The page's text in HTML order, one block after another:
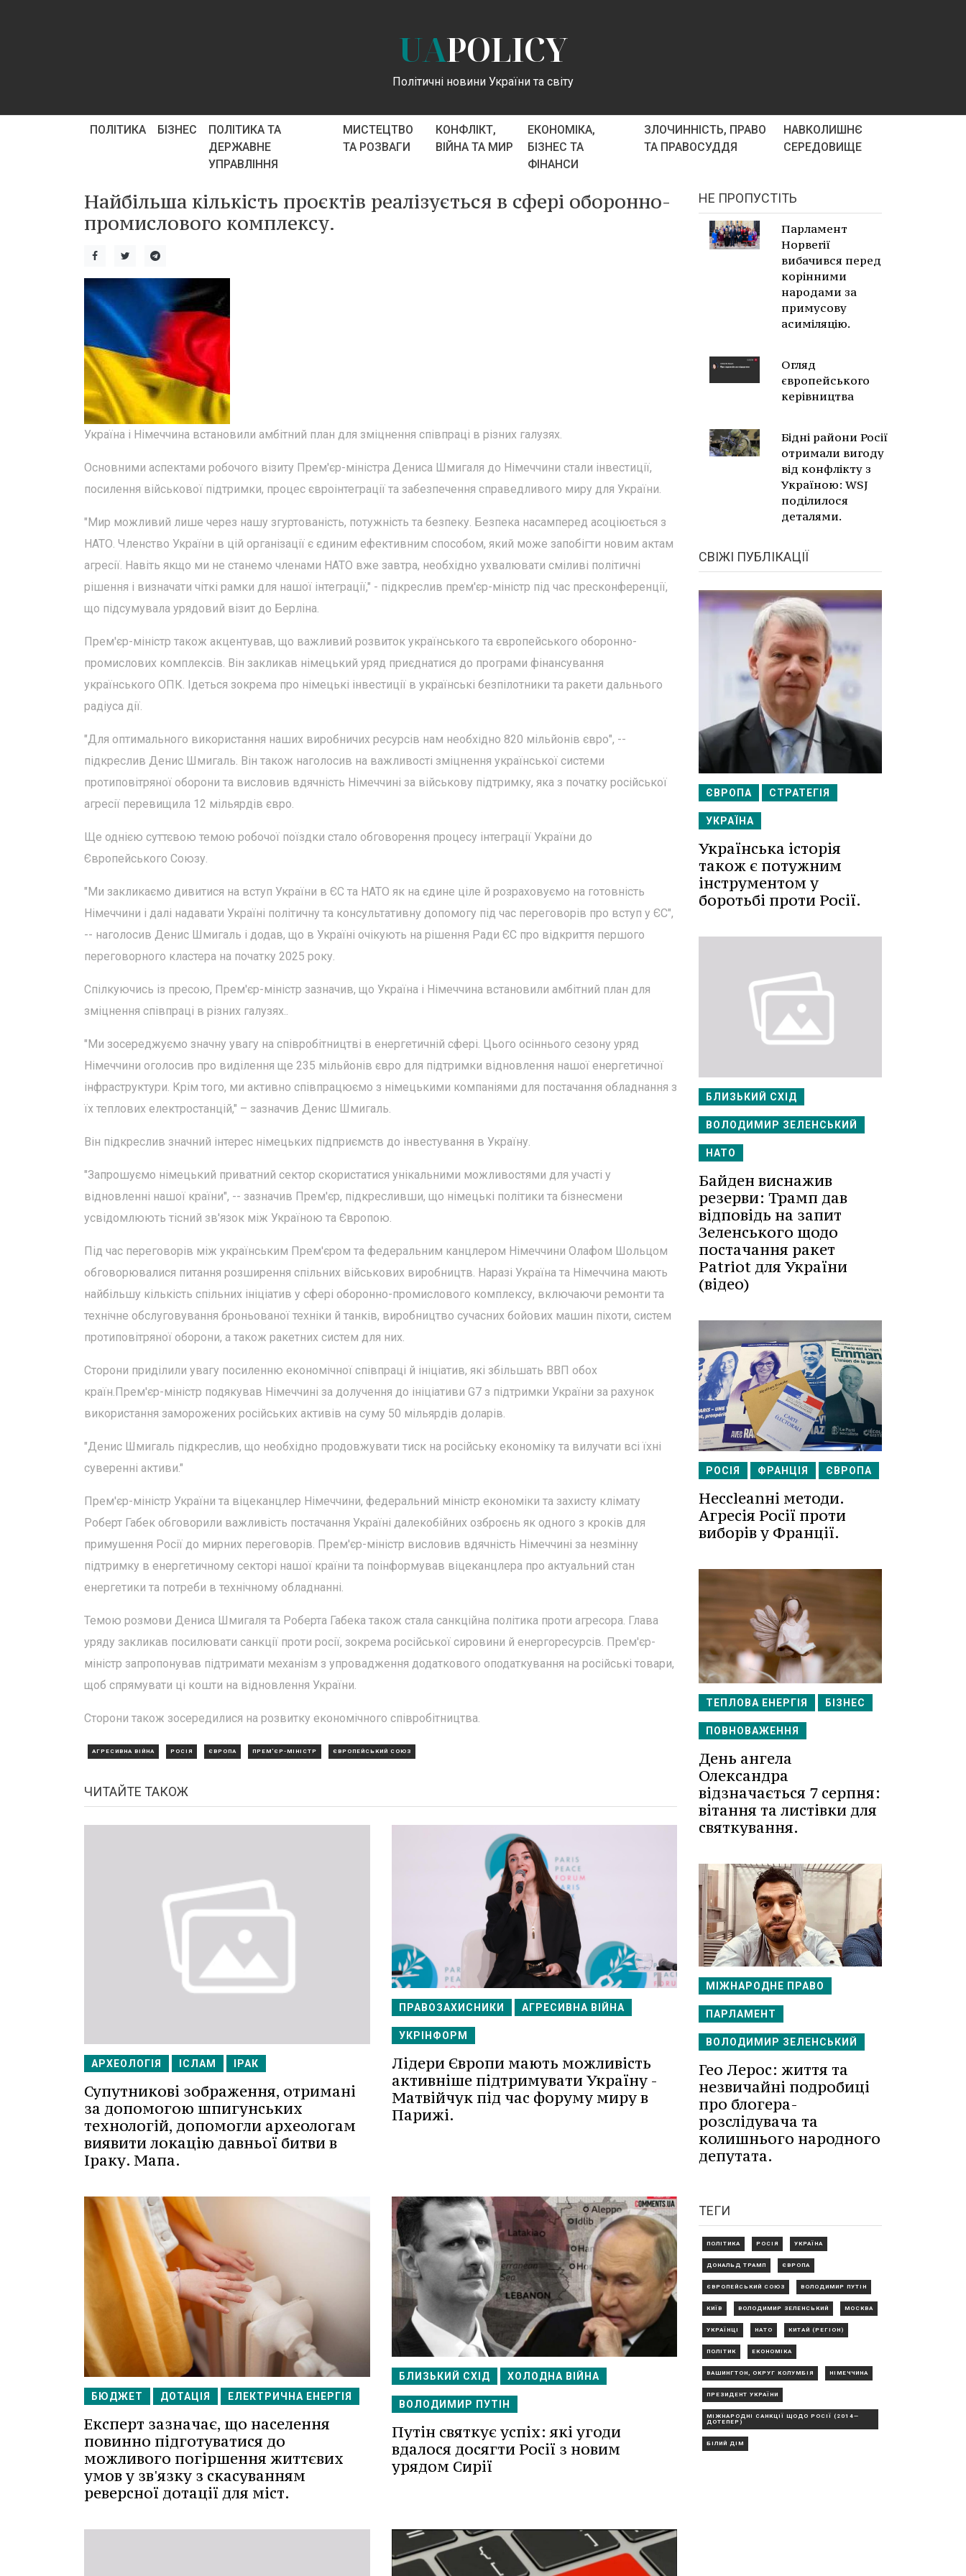
UAPOLICY
Політичні новини України та світу
ПОЛІТИКА БІЗНЕС
ПОЛІТИКА ТА
ДЕРЖАВНЕ
УПРАВЛІННЯ
МИСТЕЦТВО
ТА РОЗВАГИ
КОНФЛІКТ,
ВІЙНА ТА МИР
ЕКОНОМІКА,
БІЗНЕС ТА
ФІНАНСИ
ЗЛОЧИННІСТЬ, ПРАВО
ТА ПРАВОСУДДЯ
НАВКОЛИШНЄ
СЕРЕДОВИЩЕ
Найбільша кількість проєктів реалізується в сфері оборонно-
промислового комплексу.
Україна і Німеччина встановили амбітний план для зміцнення співпраці в різних галузях.
Основними аспектами робочого візиту Прем'єр-міністра Дениса Шмигаля до Німеччини стали інвестиції,
посилення військової підтримки, процес євроінтеграції та забезпечення справедливого миру для України.
"Мир можливий лише через нашу згуртованість, потужність та безпеку. Безпека насамперед асоціюється з
НАТО. Членство України в цій організації є єдиним ефективним способом, який може запобігти новим актам
агресії. Навіть якщо ми не станемо членами НАТО вже завтра, необхідно ухвалювати сміливі політичні
рішення і визначати чіткі рамки для нашої інтеграції," - підкреслив прем'єр-міністр під час пресконференції,
що підсумувала урядовий візит до Берліна.
Прем'єр-міністр також акцентував, що важливий розвиток українського та європейського оборонно-
промислових комплексів. Він закликав німецький уряд приєднатися до програми фінансування
українського ОПК. Ідеться зокрема про німецькі інвестиції в українські безпілотники та ракети дальнього
радіуса дії.
"Для оптимального використання наших виробничих ресурсів нам необхідно 820 мільйонів євро", --
підкреслив Денис Шмигаль. Він також наголосив на важливості зміцнення української системи
протиповітряної оборони та висловив вдячність Німеччині за військову підтримку, яка з початку російської
агресії перевищила 12 мільярдів євро.
Ще однією суттєвою темою робочої поїздки стало обговорення процесу інтеграції України до
Європейського Союзу.
"Ми закликаємо дивитися на вступ України в ЄС та НАТО як на єдине ціле й розраховуємо на готовність
Німеччини і далі надавати Україні політичну та консультативну допомогу під час переговорів про вступ у ЄС",
-- наголосив Денис Шмигаль і додав, що в Україні очікують на рішення Ради ЄС про відкриття першого
переговорного кластера на початку 2025 року.
Спілкуючись із пресою, Прем'єр-міністр зазначив, що Україна і Німеччина встановили амбітний план для
зміцнення співпраці в різних галузях..
"Ми зосереджуємо значну увагу на співробітництві в енергетичній сфері. Цього осіннього сезону уряд
Німеччини оголосив про виділення ще 235 мільйонів євро для підтримки відновлення нашої енергетичної
інфраструктури. Крім того, ми активно співпрацюємо з німецькими компаніями для постачання обладнання з
їх теплових електростанцій," – зазначив Денис Шмигаль.
Він підкреслив значний інтерес німецьких підприємств до інвестування в Україну.
"Запрошуємо німецький приватний сектор скористатися унікальними можливостями для участі у
відновленні нашої країни", -- зазначив Прем'єр, підкресливши, що німецькі політики та бізнесмени
усвідомлюють тісний зв'язок між Україною та Європою.
Під час переговорів між українським Прем'єром та федеральним канцлером Німеччини Олафом Шольцом
обговорювалися питання розширення спільних військових виробництв. Наразі Україна та Німеччина мають
найбільшу кількість спільних ініціатив у сфері оборонно-промислового комплексу, включаючи ремонти та
технічне обслуговування броньованої техніки й танків, виробництво сучасних бойових машин піхоти, систем
протиповітряної оборони, а також ракетних систем для них.
Сторони приділили увагу посиленню економічної співпраці й ініціатив, які збільшать ВВП обох
країн.Прем'єр-міністр подякував Німеччині за долучення до ініціативи G7 з підтримки України за рахунок
використання заморожених російських активів на суму 50 мільярдів доларів.
"Денис Шмигаль підкреслив, що необхідно продовжувати тиск на російську економіку та вилучати всі їхні
суверенні активи."
Прем'єр-міністр України та віцеканцлер Німеччини, федеральний міністр економіки та захисту клімату
Роберт Габек обговорили важливість постачання Україні далекобійних озброєнь як одного з кроків для
примушення Росії до мирних переговорів. Прем'єр-міністр висловив вдячність Німеччині за незмінну
підтримку в енергетичному секторі нашої країни та поінформував віцеканцлера про актуальний стан
енергетики та потреби в технічному обладнанні.
Темою розмови Дениса Шмигаля та Роберта Габека також стала санкційна політика проти агресора. Глава
уряду закликав посилювати санкції проти росії, зокрема російської сировини й енергоресурсів. Прем'єр-
міністр запропонував підтримати механізм з упровадження додаткового оподаткування на російські товари,
щоб спрямувати ці кошти на відновлення України.
Сторони також зосередилися на розвитку економічного співробітництва.
АГРЕСИВНА ВІЙНА РОСІЯ ЄВРОПА ПРЕМ'ЄР-МІНІСТР ЄВРОПЕЙСЬКИЙ СОЮЗ
ЧИТАЙТЕ ТАКОЖ
АРХЕОЛОГІЯ ІСЛАМ ІРАК
Супутникові зображення, отримані
за допомогою шпигунських
технологій, допомогли археологам
виявити локацію давньої битви в
Іраку. Мапа.
ПРАВОЗАХИСНИКИ АГРЕСИВНА ВІЙНА
УКРІНФОРМ
Лідери Європи мають можливість
активніше підтримувати Україну -
Матвійчук під час форуму миру в
Парижі.
БЮДЖЕТ ДОТАЦІЯ ЕЛЕКТРИЧНА ЕНЕРГІЯ
Експерт зазначає, що населення
повинно підготуватися до
можливого погіршення життєвих
умов у зв'язку з скасуванням
реверсної дотації для міст.
БЛИЗЬКИЙ СХІД ХОЛОДНА ВІЙНА
ВОЛОДИМИР ПУТІН
Путін святкує успіх: які угоди
вдалося досягти Росії з новим
урядом Сирії
НЕ ПРОПУСТІТЬ
Парламент
Норвегії
вибачився перед
корінними
народами за
примусову
асиміляцію.
Огляд
європейського
керівництва
Бідні райони Росії
отримали вигоду
від конфлікту з
Україною: WSJ
поділилося
деталями.
СВІЖІ ПУБЛІКАЦІЇ
ЄВРОПА СТРАТЕГІЯ
УКРАЇНА
Українська історія
також є потужним
інструментом у
боротьбі проти Росії.
БЛИЗЬКИЙ СХІД
ВОЛОДИМИР ЗЕЛЕНСЬКИЙ
НАТО
Байден виснажив
резерви: Трамп дав
відповідь на запит
Зеленського щодо
постачання ракет
Patriot для України
(відео)
РОСІЯ ФРАНЦІЯ ЄВРОПА
Несcleanні методи.
Агресія Росії проти
виборів у Франції.
ТЕПЛОВА ЕНЕРГІЯ БІЗНЕС
ПОВНОВАЖЕННЯ
День ангела
Олександра
відзначається 7 серпня:
вітання та листівки для
святкування.
МІЖНАРОДНЕ ПРАВО
ПАРЛАМЕНТ
ВОЛОДИМИР ЗЕЛЕНСЬКИЙ
Гео Лерос: життя та
незвичайні подробиці
про блогера-
розслідувача та
колишнього народного
депутата.
ТЕГИ
ПОЛІТИКА РОСІЯ УКРАЇНА
ДОНАЛЬД ТРАМП ЄВРОПА
ЄВРОПЕЙСЬКИЙ СОЮЗ ВОЛОДИМИР ПУТІН
КИЇВ ВОЛОДИМИР ЗЕЛЕНСЬКИЙ МОСКВА
УКРАЇНЦІ НАТО КИТАЙ (РЕГІОН)
ПОЛІТИК ЕКОНОМІКА
ВАШИНГТОН, ОКРУГ КОЛУМБІЯ НІМЕЧЧИНА
ПРЕЗИДЕНТ УКРАЇНИ
МІЖНАРОДНІ САНКЦІЇ ЩОДО РОСІЇ (2014—
ДОТЕПЕР)
БІЛИЙ ДІМ